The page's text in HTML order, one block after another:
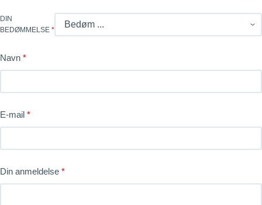
DIN
BEDØMMELSE *
Navn *
E-mail *
Din anmeldelse *